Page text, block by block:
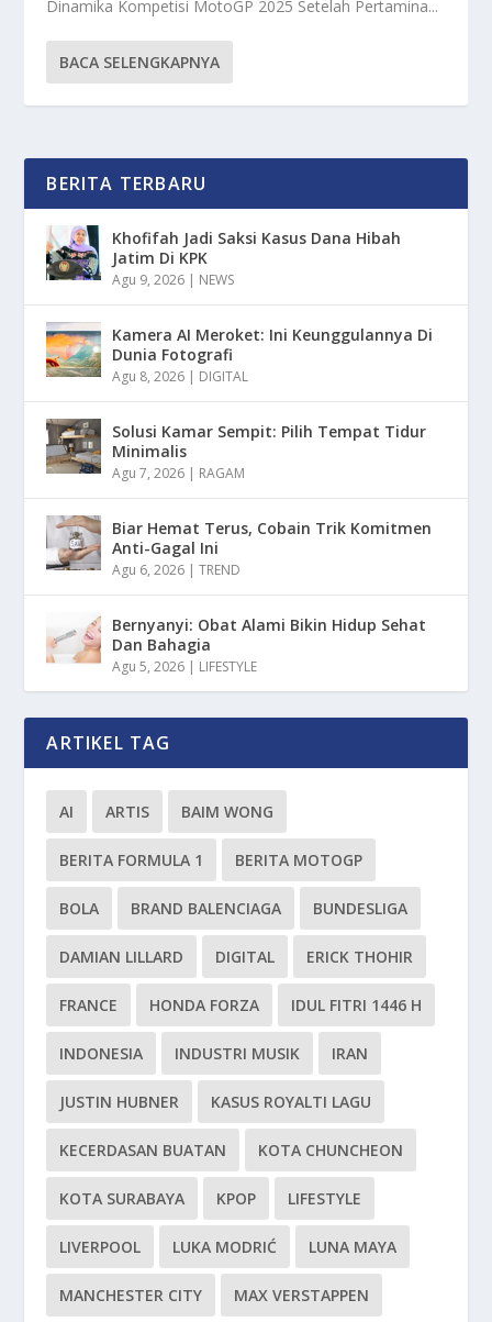
Dinamika Kompetisi MotoGP 2025 Setelah Pertamina...
BACA SELENGKAPNYA
BERITA TERBARU
Khofifah Jadi Saksi Kasus Dana Hibah
Jatim Di KPK
Agu 9, 2026 | NEWS
Kamera AI Meroket: Ini Keunggulannya Di
Dunia Fotografi
Agu 8, 2026 | DIGITAL
Solusi Kamar Sempit: Pilih Tempat Tidur
Minimalis
Agu 7, 2026 | RAGAM
Biar Hemat Terus, Cobain Trik Komitmen
Anti-Gagal Ini
Agu 6, 2026 |TREND
Bernyanyi: Obat Alami Bikin Hidup Sehat
Dan Bahagia
Agu 5, 2026 | LIFESTYLE
ARTIKEL TAG
AI ARTIS BAIM WONG
BERITA FORMULA 1 BERITA MOTOGP
BOLA BRAND BALENCIAGA BUNDESLIGA
DAMIAN LILLARD DIGITAL ERICK THOHIR
FRANCE HONDA FORZA IDUL FITRI 1446 H
INDONESIA INDUSTRI MUSIK IRAN
JUSTIN HUBNER KASUS ROYALTI LAGU
KECERDASAN BUATAN KOTA CHUNCHEON
KOTA SURABAYA KPOP LIFESTYLE
LIVERPOOL LUKA MODRIĆ LUNA MAYA
MANCHESTER CITY MAX VERSTAPPEN